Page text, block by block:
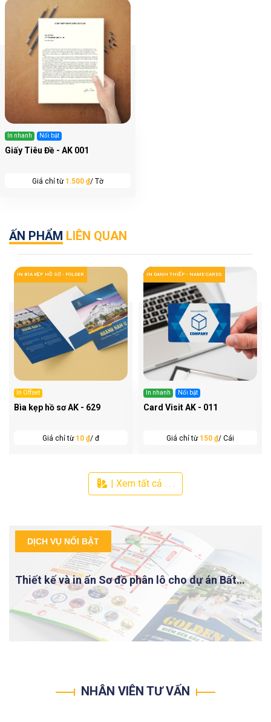
In nhanh Nổi bật
Giấy Tiêu Đề - AK 001
Giá chỉ từ 1.500 ₫/ Tờ
ẤN PHẨM LIÊN QUAN
IN BÌA KẸP HỒ SƠ - FOLDER
In Offset
Bìa kẹp hồ sơ AK - 629
Giá chỉ từ 10 ₫/ đ
IN DANH THIẾP - NAME CARDS
In nhanh Nổi bật
Card Visit AK - 011
Giá chỉ từ 150 ₫/ Cái
| Xem tất cả . . .
DỊCH VỤ NỔI BẬT
Thiết kế và in ấn Sơ đồ phân lô cho dự án Bất
động sản
NHÂN VIÊN TƯ VẤN